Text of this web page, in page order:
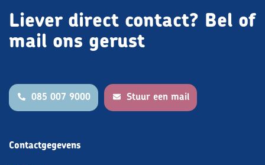
Liever direct contact? Bel of
mail ons gerust
085 007 9000 Stuur een mail
Contactgegevens